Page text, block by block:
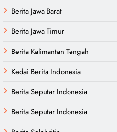
Berita Jawa Barat
Berita Jawa Timur
Berita Kalimantan Tengah
Kedai Berita Indonesia
Berita Seputar Indonesia
Berita Seputar Indonesia